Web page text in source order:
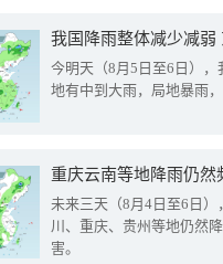
我国降雨整体减少减弱
今明天（8月5日至6日）
地有中到大雨，局地暴雨
重庆云南等地降雨仍然
未来三天（8月4日至6日
川、重庆、贵州等地仍然
害。